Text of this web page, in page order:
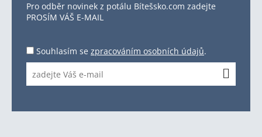
Pro odběr novinek z potálu Bítešsko.com zadejte
PROSÍM VÁŠ E-MAIL
Souhlasím se zpracováním osobních údajů.